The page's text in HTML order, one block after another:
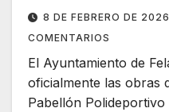
8 DE FEBRERO DE 2026
COMENTARIOS
El Ayuntamiento de
oficialmente las obras
Pabellón